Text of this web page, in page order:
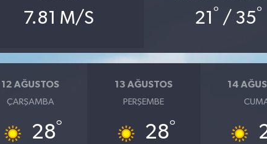
7.81 M/S 21° / 35°
12 AĞUSTOS
ÇARŞAMBA
28°
13 AĞUSTOS
PERŞEMBE
28°
14